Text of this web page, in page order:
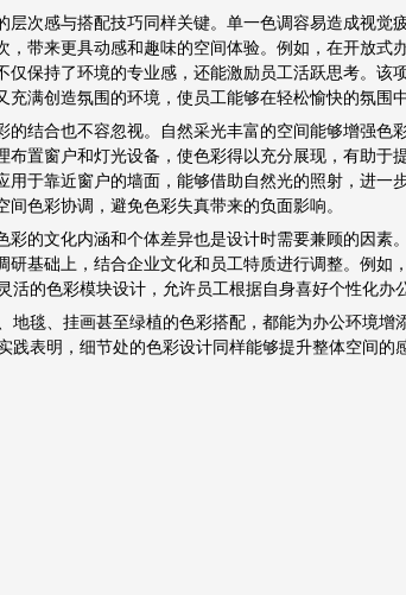
层次感与搭配技巧同样关键。单一色调容易造成视觉
，带来更具动感和趣味的空间体验。例如，在开放式
仅保持了环境的专业感，还能激励员工活跃思考。该
充满创造氛围的环境，使员工能够在轻松愉快的氛围
的结合也不容忽视。自然采光丰富的空间能够增强色
布置窗户和灯光设备，使色彩得以充分展现，有助于
用于靠近窗户的墙面，能够借助自然光的照射，进一
间色彩协调，避免色彩失真带来的负面影响。
彩的文化内涵和个体差异也是设计时需要兼顾的因素
研基础上，结合企业文化和员工特质进行调整。例如
的色彩模块设计，允许员工根据自身喜好个性化办
毯、挂画甚至绿植的色彩搭配，都能为办公环境增
表明，细节处的色彩设计同样能够提升整体空间的